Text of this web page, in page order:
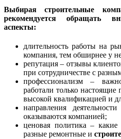
Выбираястроительные
рекомендуется обращать
аспекты:
длительность работы на
компания, тем обширнее у
репутация – отзывы
при сотрудничестве с
профессионализм –
работали только настоящие
высокой квалификацией и
направления
оказываются компанией;
ценовая политика – какие
разные ремонтные и